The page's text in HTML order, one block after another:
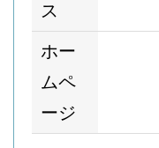
ス
ホー
ムペ
ージ